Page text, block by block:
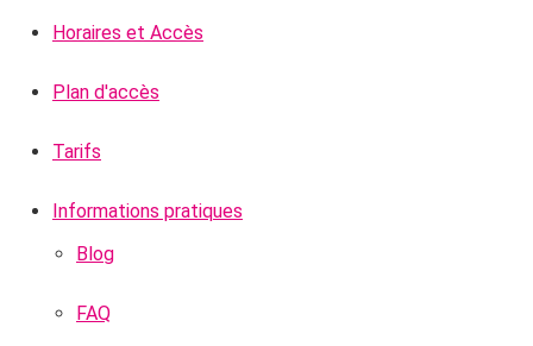
Horaires et Accès
Plan d'accès
Tarifs
Informations pratiques
Blog
FAQ